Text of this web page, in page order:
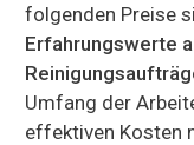
folgenden Preise
Erfahrungswerte
Umfang der
effektiven Kosten